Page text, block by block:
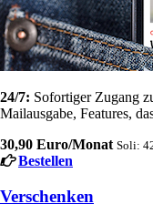
24/7: Sofortiger Zugang
Mailausgabe, Features,
30,90 Euro/Monat Soli:
Bestellen
Verschenken